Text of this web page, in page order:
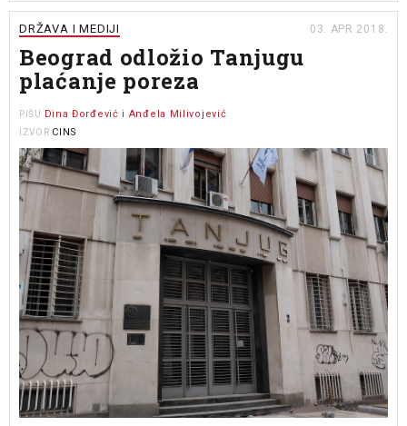
DRŽAVA I MEDIJI 03. APR 2018.
Beograd odložio Tanjugu
plaćanje poreza
PIŠU Dina Đorđević i Anđela Milivojević
IZVOR CINS